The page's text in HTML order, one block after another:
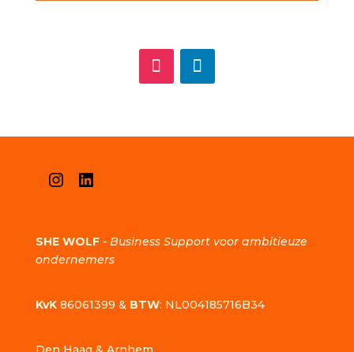
Instagram
SHE WOLF- Business Support voor ambitieuze
ondernemers
KvK86061399 & BTW: NL004185716B34